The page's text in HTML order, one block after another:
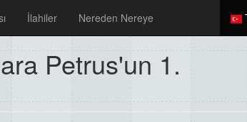
İlahiler Nereden Nereye
Petrus'un 1.